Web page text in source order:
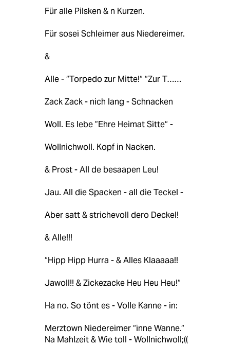
Für alle Pilsken & n Kurzen.
Für sosei Schleimer aus Niedereimer.
&
Alle - “Torpedo zur Mitte!“ “Zur T……
Zack Zack - nich lang - Schnacken
Woll. Es lebe ”Ehre Heimat Sitte“ -
Wollnichwoll. Kopf in Nacken.
& Prost - All de besaapen Leu!
Jau. All die Spacken - all die Teckel -
Aber satt & strichevoll dero Deckel!
& Alle!!!
“Hipp Hipp Hurra - & Alles Klaaaaa!!
Jawoll!! & Zickezacke Heu Heu Heu!“
Ha no. So tönt es - Volle Kanne - in:
Merztown Niedereimer “inne Wanne.“
Na Mahlzeit & Wie toll - Wollnichwoll;((